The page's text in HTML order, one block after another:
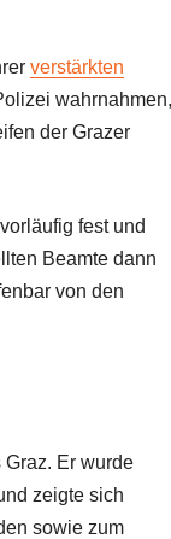
verstärkten
wahrnahmen,
der Grazer
fest und
Beamte dann
von den
Er wurde
zeigte sich
sowie zum